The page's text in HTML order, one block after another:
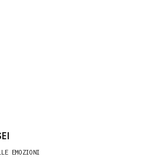
EMOZIONI